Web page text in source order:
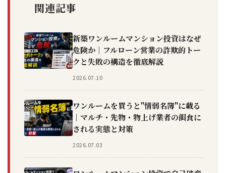
関連記事
新築ワンルームマンション投資はなぜ
危険か｜フルローン営業の詐欺的トー
クと失敗の構造を徹底解説
2026.07.10
ワンルームを買うと"情弱名簿"に載る
｜マルチ・先物・物上げ業者の餌食に
される実態と対策
2026.07.03